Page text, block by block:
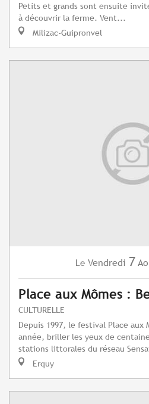
Petits et grands sont ensuite
à découvrir la ferme. Vent...
Milizac-Guipronvel
Le Vendredi 7
Place aux Mômes :
CULTURELLE
Depuis 1997, le festival Place aux
année, briller les yeux de
stations littorales du réseau
Erquy